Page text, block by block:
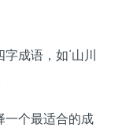
字成语，如‘山川
一个最适合的成